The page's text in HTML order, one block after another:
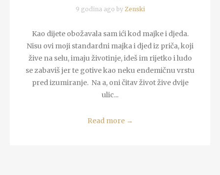
9 godina ago by Zenski
Kao dijete obožavala sam ići kod majke i djeda.
Nisu ovi moji standardni majka i djed iz priča, koji
žive na selu, imaju životinje, ideš im rijetko i ludo
se zabaviš jer te gotive kao neku endemičnu vrstu
pred izumiranje. Na a, oni čitav život žive dvije
ulic...
Read more →